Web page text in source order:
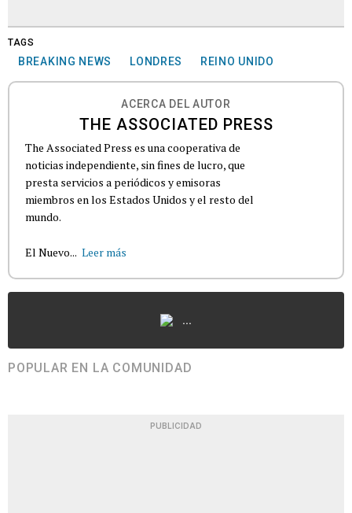
TAGS
BREAKING NEWS LONDRES REINO UNIDO
ACERCA DEL AUTOR
THE ASSOCIATED PRESS
The Associated Press es una cooperativa de
noticias independiente, sin fines de lucro, que
presta servicios a periódicos y emisoras
miembros en los Estados Unidos y el resto del
mundo.
El Nuevo... Leer más
...
POPULAR EN LA COMUNIDAD
PUBLICIDAD